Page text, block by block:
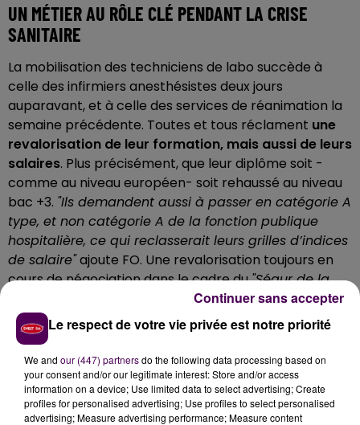
UN MÉTIER AU RÔLE CLÉ PENDANT LA CRISE
SANITAIRE
La mobilisation des techniciens de labo succède à
celle des infirmiers anesthésistes deux jours
auparavant, et à celle des services de réanimation la
semaine précédente. Toutes et tous réclament une
revalorisation de leur formation, mais aussi de leurs
salaires. Plus précisément, que leur diplôme soit -
comme au niveau européen- soit rehaussé au niveau
bac +3. "Ils demandent aussi à passer en catégorie A
type, et non catégorie A de la fonction publique
hospitalière, ce qui reclasserait leurs grilles d’indices
de salaire"ajoute FO. Une revalorisation toujours en
cours de négociation dans le cadre du"Ségur de la
Le respect de votre vie privée est notre priorité
We and our (447) partnersdo the following data processing based on
your consent and/or our legitimate interest: Store and/or access
information on a device; Use limited data to select advertising; Create
profiles for personalised advertising; Use profiles to select personalised
advertising; Measure advertising performance; Measure content
Continuer sans accepter